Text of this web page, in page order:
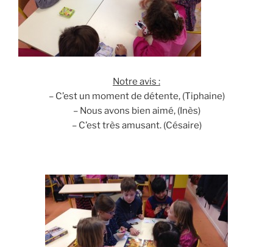
Notre avis :
– C’est un moment de détente, (Tiphaine)
– Nous avons bien aimé, (Inès)
– C’est très amusant. (Césaire)